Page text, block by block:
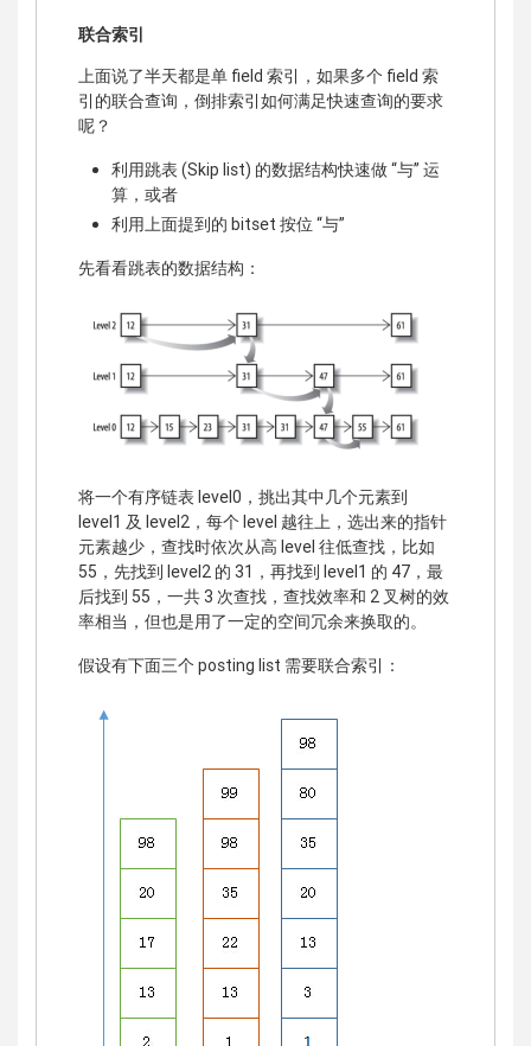
联合索引
上面说了半天都是单 field 索引，如果多个 field 索
引的联合查询，倒排索引如何满足快速查询的要求
呢？
利用跳表 (Skip list) 的数据结构快速做 “与” 运
算，或者
利用上面提到的 bitset 按位 “与”
先看看跳表的数据结构：
将一个有序链表 level0，挑出其中几个元素到
level1 及 level2，每个 level 越往上，选出来的指针
元素越少，查找时依次从高 level 往低查找，比如
55，先找到 level2 的 31，再找到 level1 的 47，最
后找到 55，一共 3 次查找，查找效率和 2 叉树的效
率相当，但也是用了一定的空间冗余来换取的。
假设有下面三个 posting list 需要联合索引：